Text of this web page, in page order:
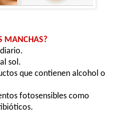
MANCHAS?
sol.
que contienen alcohol o
fotosensibles como